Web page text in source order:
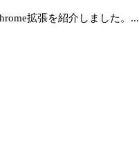
拡張を紹介しました。...